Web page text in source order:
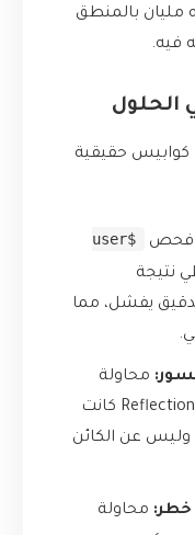
مليان بالمنطق
الحلول
كوابيس حقيقية
فحص
$user
نتيجة
يفشل، مما
محاولة
تحليل الكائن باستخدام Reflection API كانت
ترجع معلومات عن الـ Proxy وليس عن الكائن
محاولة